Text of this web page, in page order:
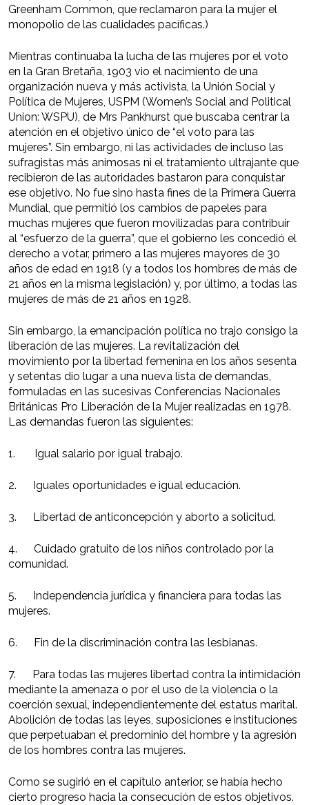
Greenham Common, que reclamaron para la mujer el
monopolio de las cualidades pacíficas.)
Mientras continuaba la lucha de las mujeres por el voto
en la Gran Bretaña, 1903 vio el nacimiento de una
organización nueva y más activista, la Unión Social y
Política de Mujeres, USPM (Women’s Social and Political
Union: WSPU), de Mrs Pankhurst que buscaba centrar la
atención en el objetivo único de “el voto para las
mujeres”. Sin embargo, ni las actividades de incluso las
sufragistas más animosas ni el tratamiento ultrajante que
recibieron de las autoridades bastaron para conquistar
ese objetivo. No fue sino hasta fines de la Primera Guerra
Mundial, que permitió los cambios de papeles para
muchas mujeres que fueron movilizadas para contribuir
al “esfuerzo de la guerra”, que el gobierno les concedió el
derecho a votar, primero a las mujeres mayores de 30
años de edad en 1918 (y a todos los hombres de más de
21 años en la misma legislación) y, por último, a todas las
mujeres de más de 21 años en 1928.
Sin embargo, la emancipación política no trajo consigo la
liberación de las mujeres. La revitalización del
movimiento por la libertad femenina en los años sesenta
y setentas dio lugar a una nueva lista de demandas,
formuladas en las sucesivas Conferencias Nacionales
Británicas Pro Liberación de la Mujer realizadas en 1978.
Las demandas fueron las siguientes:
1. Igual salario por igual trabajo.
2. Iguales oportunidades e igual educación.
3. Libertad de anticoncepción y aborto a solicitud.
4. Cuidado gratuito de los niños controlado por la
comunidad.
5. Independencia jurídica y financiera para todas las
mujeres.
6. Fin de la discriminación contra las lesbianas.
7. Para todas las mujeres libertad contra la intimidación
mediante la amenaza o por el uso de la violencia o la
coerción sexual, independientemente del estatus marital.
Abolición de todas las leyes, suposiciones e instituciones
que perpetuaban el predominio del hombre y la agresión
de los hombres contra las mujeres.
Como se sugirió en el capítulo anterior, se había hecho
cierto progreso hacia la consecución de estos objetivos.